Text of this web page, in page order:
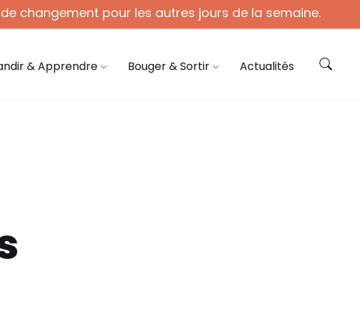
changement pour les autres jours de la semaine.
& Apprendre Bouger & Sortir Actualités